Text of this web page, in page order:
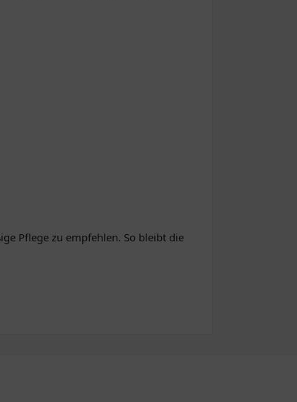
Pflege zu empfehlen. So bleibt die